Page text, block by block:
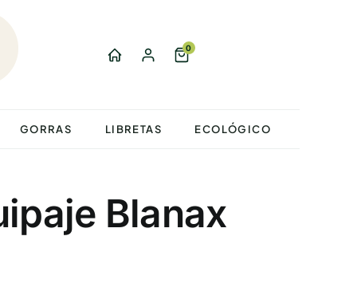
0
GORRAS LIBRETAS ECOLÓGICO
Blanax